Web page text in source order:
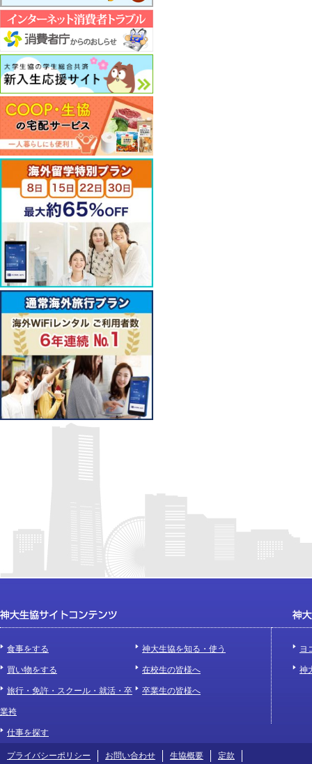
食事をする
買い物をする
旅行・免許・スクール・就活・卒
業袴
仕事を探す
神大生協を知る・使う
在校生の皆様へ
卒業生の皆様へ
ヨ
神
プライバシーポリシー お問い合わせ 生協概要 定款